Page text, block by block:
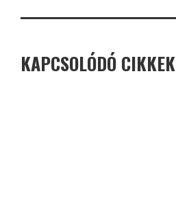
KAPCSOLÓDÓ CIKKEK